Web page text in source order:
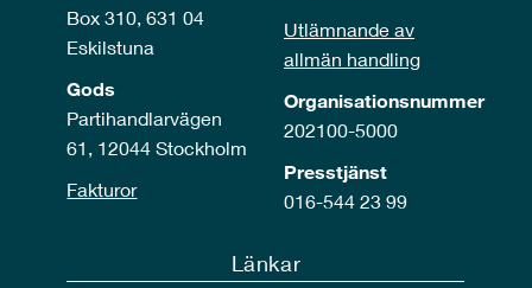
Box 310, 631 04
Eskilstuna
Gods
Partihandlarvägen
61, 12044 Stockholm
Fakturor
Utlämnande av
allmän handling
Organisationsnummer
202100-5000
Presstjänst
016-544 23 99
Länkar